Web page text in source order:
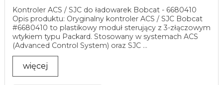
Kontroler ACS / SJC do ładowarek Bobcat - 6680410
Opis produktu: Oryginalny kontroler ACS / SJC Bobcat
#6680410 to plastikowy moduł sterujący z 3-złączowym
wtykiem typu Packard. Stosowany w systemach ACS
(Advanced Control System) oraz SJC ...
więcej